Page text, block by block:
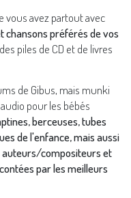
vous avez partout avec
chansons préférés de vos
piles de CD et de livres
de Gibus, mais munki
pour les bébés
berceuses, tubes
de l'enfance, mais aussi
compositeurs et
par les meilleurs